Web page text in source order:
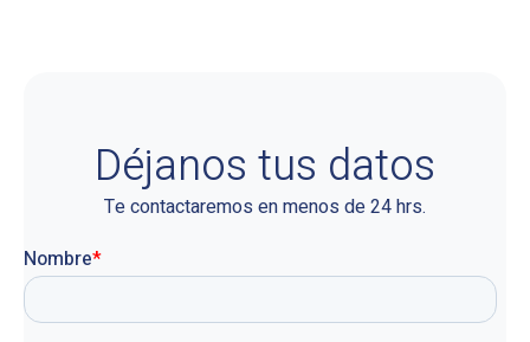
Déjanos tus datos
Te contactaremos en menos de 24 hrs.